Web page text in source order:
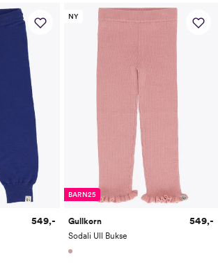
549,-
NY
BARN25
Gullkorn
Sodali Ull Bukse
549,-